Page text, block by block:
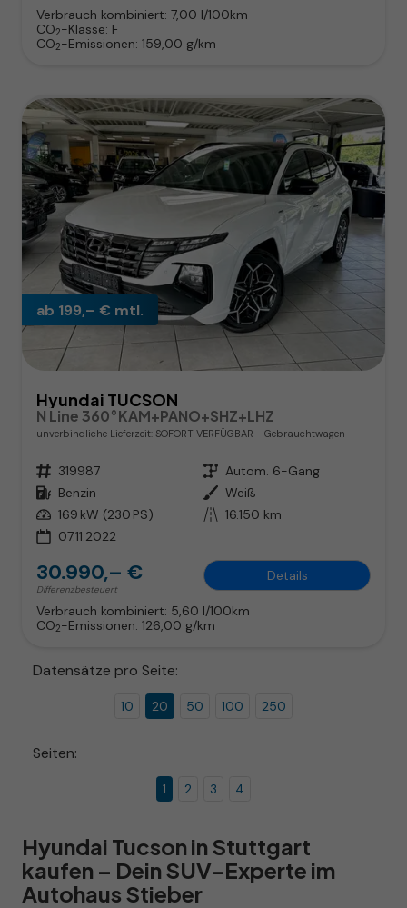
Verbrauch kombiniert: 7,00 l/100km
CO2-Klasse: F
CO2-Emissionen: 159,00 g/km
ab 199,– € mtl.
Hyundai TUCSON
N Line 360°KAM+PANO+SHZ+LHZ
unverbindliche Lieferzeit: SOFORT VERFÜGBAR Gebrauchtwagen
Fahrzeugnr. 319987 Getriebe Autom. 6-Gang
Kraftstoff Benzin Außenfarbe Weiß
Leistung 169 kW (230 PS) Kilometerstand 16.150 km
07.11.2022
30.990,– €
Differenzbesteuert
Details
Verbrauch kombiniert: 5,60 l/100km
CO2-Emissionen: 126,00 g/km
Datensätze pro Seite:
10 20 50 100 250
Seiten:
1 2 3 4
Hyundai Tucson in Stuttgart
kaufen – Dein SUV-Experte im
Autohaus Stieber